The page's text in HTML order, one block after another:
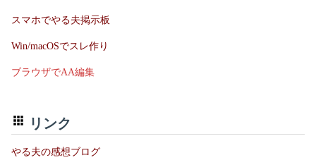
スマホでやる夫掲示板
Win/macOSでスレ作り
ブラウザでAA編集
リンク
やる夫の感想ブログ